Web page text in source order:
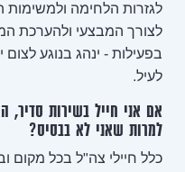
לגזרות הלחימה
לצורך המבצעי ולהערכת
בפעילות - ינהג בנוגע
לעיל.
אם אני חייל בשירות סדיר,
למרות שאני לא בבסיס?
כלל חיילי צה"ל בכל מקום